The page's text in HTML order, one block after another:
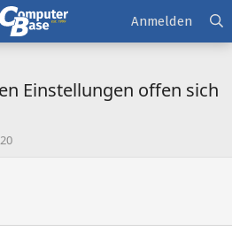
Anmelden
Einstellungen offen sich